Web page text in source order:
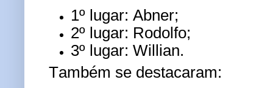
1º lugar: Abner;
2º lugar: Rodolfo;
3º lugar: Willian.
Também se destacaram: